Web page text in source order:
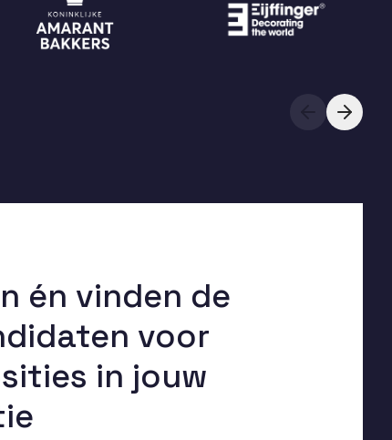
én vinden de
voor
in jouw